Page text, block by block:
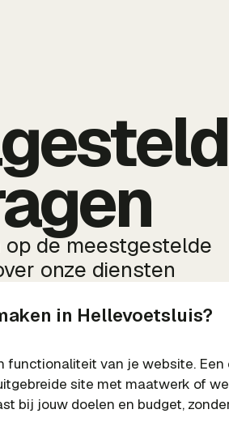
de meestgestelde
onze diensten
in Hellevoetsluis?
functionaliteit van je website. Een
site met maatwerk of
bij jouw doelen en budget,